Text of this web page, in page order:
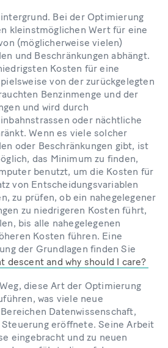
Bei der Optimierung
kleinstmöglichen Wert für eine
(möglicherweise vielen)
und Beschränkungen abhängt.
Kosten für eine
von der zurückgelegten
Benzinmenge und der
und wird durch
oder nächtliche
Wenn es viele solcher
oder Beschränkungen gibt, ist
das Minimum zu finden,
benutzt, um die Kosten für
von Entscheidungsvariablen
zu prüfen, ob ein nahegelegener
zu niedrigeren Kosten führt,
bis alle nahegelegenen
Kosten führen. Eine
der Grundlagen finden Sie
descent and why should I care?
diese Art der Optimierung
was viele neue
Datenwissenschaft,
eröffnete. Seine Arbeit
eingebracht und zu neuen